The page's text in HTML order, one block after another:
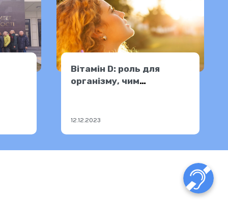
Вітамін D: роль для
організму, чим
12.12.2023